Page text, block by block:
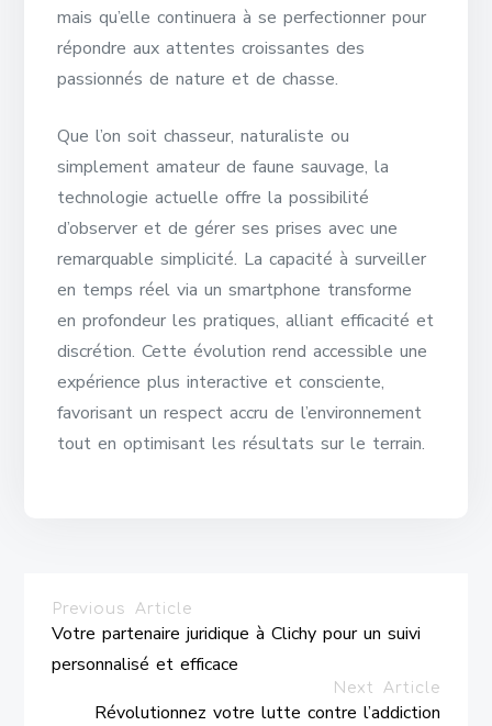
mais qu’elle continuera à se perfectionner pour
répondre aux attentes croissantes des
passionnés de nature et de chasse.
Que l’on soit chasseur, naturaliste ou
simplement amateur de faune sauvage, la
technologie actuelle offre la possibilité
d’observer et de gérer ses prises avec une
remarquable simplicité. La capacité à surveiller
en temps réel via un smartphone transforme
en profondeur les pratiques, alliant efficacité et
discrétion. Cette évolution rend accessible une
expérience plus interactive et consciente,
favorisant un respect accru de l’environnement
tout en optimisant les résultats sur le terrain.
Previous Article
Votre partenaire juridique à Clichy pour un suivi
personnalisé et efficace
Next Article
Révolutionnez votre lutte contre l’addiction